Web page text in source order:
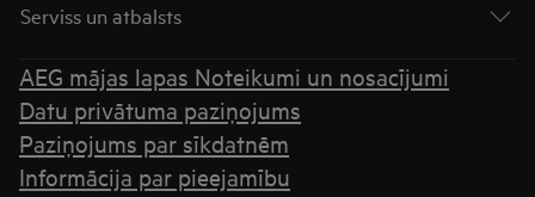
Serviss un atbalsts
AEG mājas lapas Noteikumi un nosacījumi
Datu privātuma paziņojums
Paziņojums par sīkdatnēm
Informācija par pieejamību